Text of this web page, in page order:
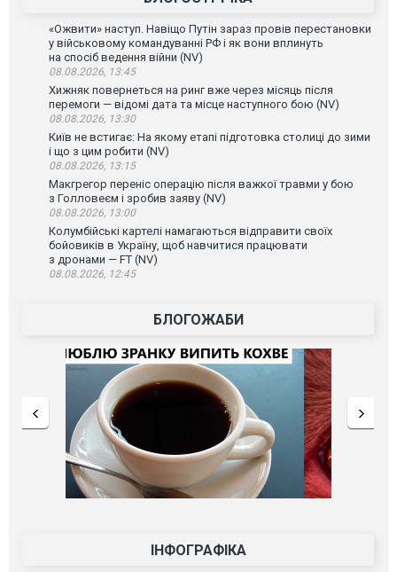
«Ожвити» наступ. Навіщо Путін зараз провів перестановки
у військовому командуванні РФ і як вони вплинуть
на спосіб ведення війни (NV)
08.08.2026, 13:45
Хижняк повернеться на ринг вже через місяць після
перемоги — відомі дата та місце наступного бою (NV)
08.08.2026, 13:30
Київ не встигає: На якому етапі підготовка столиці до зими
і що з цим робити (NV)
08.08.2026, 13:15
Макгрегор переніс операцію після важкої травми у бою
з Голловеєм і зробив заяву (NV)
08.08.2026, 13:00
Колумбійські картелі намагаються відправити своїх
бойовиків в Україну, щоб навчитися працювати
з дронами — FT (NV)
08.08.2026, 12:45
БЛОГОЖАБИ
ІНФОГРАФІКА